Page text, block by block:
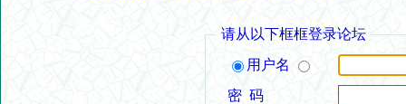
请从以下框框登录论坛
用户名
密 码